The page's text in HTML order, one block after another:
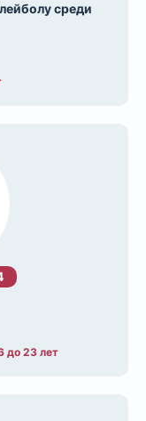
среди
до 23 лет